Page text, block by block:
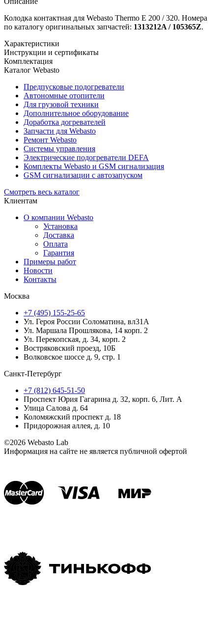
Колодка контактная для Webasto Thermo Е 200 / 320. Номера
по каталогу оригинальных запчастей: 1313212A / 105365Z.
Характеристики
Инструкции и сертификаты
Комплектация
Каталог Webasto
Предпусковые подогреватели
Автономные отопители
Для грузовой техники
Дополнительное оборудование
Доработка догревателей
Запчасти для Webasto
Ремонт Webasto
Системы управления
Электрические подогреватели DEFA
Комплекты Webasto и GSM сигнализация
GSM сигнализации с автозапуском
Смотреть весь каталог
Клиентам
О компании Webasto
Установка
Доставка
Оплата
Гарантия
Примеры работ
Новости
Контакты
Москва
+7 (495) 155-25-65
Ул. Героя России Соломатина, вл31А
Ул. Маршала Прошлякова, 14 корп. 2
Ул. Перекопская, д. 34, корп. 2
Востряковский проезд, 10Б
Волковское шоссе д. 9, стр. 1
Санкт-Петербург
+7 (812) 645-51-50
Проспект Юрия Гагарина д. 32, корп. 6, Лит. А
Улица Салова д. 64
Коломяжский проспект д. 18
Придорожная аллея, д. 10
©2026 Webasto Lab
Информация на сайте не является публичной офертой